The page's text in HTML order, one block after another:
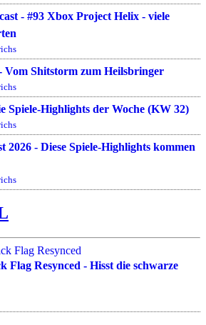
- #93 Xbox Project Helix - viele
Vom Shitstorm zum Heilsbringer
Spiele-Highlights der Woche (KW 32)
2026 - Diese Spiele-Highlights kommen
Flag Resynced - Hisst die schwarze